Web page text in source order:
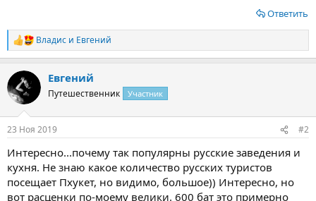
Ответить
Р
е
к
ц
и
Владис и Евгений
Евгений
Путешественник Участник
23 Ноя 2019 #2
Интересно...почему так популярны русские заведения и
кухня. Не знаю какое количество русских туристов
посещает Пхукет, но видимо, большое)) Интересно, но
вот расценки по-моему велики. 600 бат это примерно